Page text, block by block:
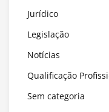
Jurídico
Legislação
Notícias
Qualificação
Sem categoria